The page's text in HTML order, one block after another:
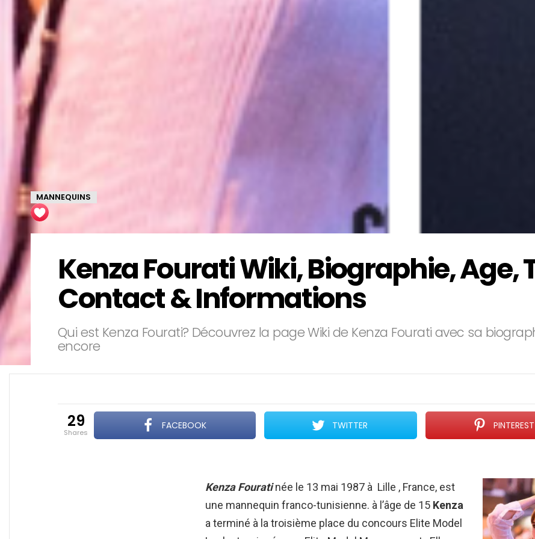
MANNEQUINS
Kenza Fourati Wiki, Biographie, Age,
Contact & Informations
Qui est Kenza Fourati? Découvrez la page Wiki de Kenza Fourati avec sa
encore
29
shares
FACEBOOK TWITTER PINTEREST
Kenza Fourati née le 13 mai 1987 à Lille , France, est
une mannequin franco-tunisienne. à l’âge de 15 Kenza
a terminé à la troisième place du concours Elite Model